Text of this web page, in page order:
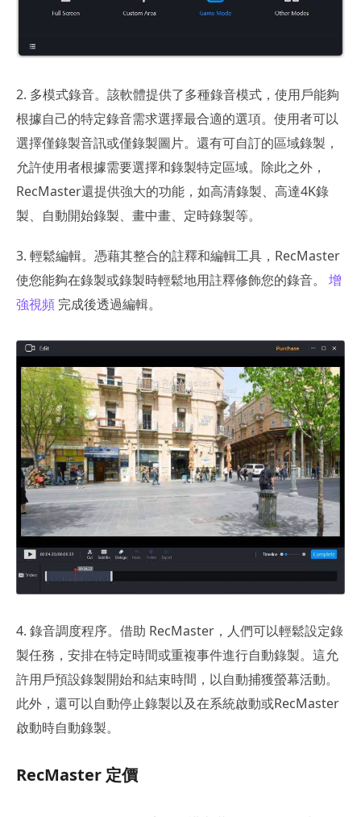
2. 多模式錄音。該軟體提供了多種錄音模式，使用戶能夠
根據自己的特定錄音需求選擇最合適的選項。使用者可以
選擇僅錄製音訊或僅錄製圖片。還有可自訂的區域錄製，
允許使用者根據需要選擇和錄製特定區域。除此之外，
RecMaster還提供強大的功能，如高清錄製、高達4K錄
製、自動開始錄製、畫中畫、定時錄製等。
3. 輕鬆編輯。憑藉其整合的註釋和編輯工具，RecMaster
使您能夠在錄製或錄製時輕鬆地用註釋修飾您的錄音。 增
強視頻 完成後透過編輯。
4. 錄音調度程序。借助 RecMaster，人們可以輕鬆設定錄
製任務，安排在特定時間或重複事件進行自動錄製。這允
許用戶預設錄製開始和結束時間，以自動捕獲螢幕活動。
此外，還可以自動停止錄製以及在系統啟動或RecMaster
啟動時自動錄製。
RecMaster 定價